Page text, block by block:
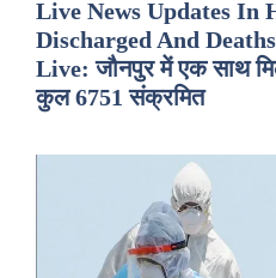
Live News Updates In
Discharged And Deaths
Live: जौनपुर में एक साथ
कुल 6751 संक्रमित